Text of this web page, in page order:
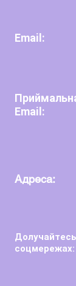
Email:
Email:
Адреса:
соцмережах: